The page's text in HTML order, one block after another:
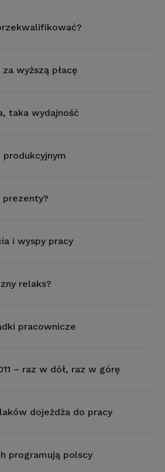
wyższą płacę
taka wydajność
prezenty?
i wyspy pracy
relaks?
pracownicze
– raz w dół, raz w górę
dojeżdża do pracy
programują polscy